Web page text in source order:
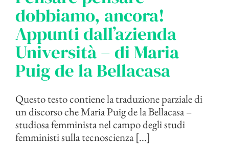
dobbiamo, ancora!
Appunti dall’azienda
Università – di Maria
Puig de la Bellacasa
Questo testo contiene la traduzione parziale di
un discorso che Maria Puig de la Bellacasa –
studiosa femminista nel campo degli studi
femministi sulla tecnoscienza [...]